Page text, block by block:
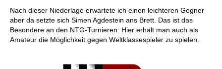
Nach dieser Niederlage erwartete ich einen leichteren Gegner
aber da setzte sich Simen Agdestein ans Brett. Das ist das
Besondere an den NTG-Turnieren: Hier erhält man auch als
Amateur die Möglichkeit gegen Weltklassespieler zu spielen.